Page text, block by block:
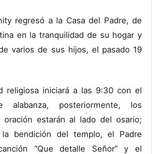
regresó a la Casa del Padre, de
en la tranquilidad de su hogar y
varios de sus hijos, el pasado 19
religiosa iniciará a las 9:30 con el
alabanza, posteriormente, los
oración estarán al lado del osario;
bendición del templo, el Padre
“Que detalle Señor” y el